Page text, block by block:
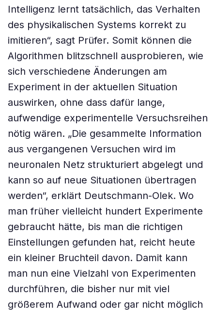
Intelligenz lernt tatsächlich, das Verhalten
des physikalischen Systems korrekt zu
imitieren“, sagt Prüfer. Somit können die
Algorithmen blitzschnell ausprobieren, wie
sich verschiedene Änderungen am
Experiment in der aktuellen Situation
auswirken, ohne dass dafür lange,
aufwendige experimentelle Versuchsreihen
nötig wären. „Die gesammelte Information
aus vergangenen Versuchen wird im
neuronalen Netz strukturiert abgelegt und
kann so auf neue Situationen übertragen
werden“, erklärt Deutschmann-Olek. Wo
man früher vielleicht hundert Experimente
gebraucht hätte, bis man die richtigen
Einstellungen gefunden hat, reicht heute
ein kleiner Bruchteil davon. Damit kann
man nun eine Vielzahl von Experimenten
durchführen, die bisher nur mit viel
größerem Aufwand oder gar nicht möglich